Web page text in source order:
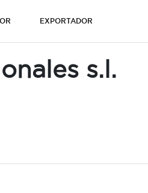
EXPORTADOR
s.l.